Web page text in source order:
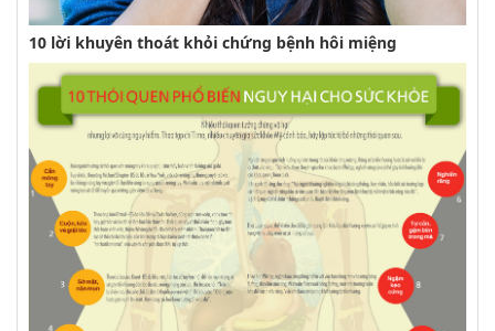
10 lời khuyên thoát khỏi chứng bệnh hôi miệng